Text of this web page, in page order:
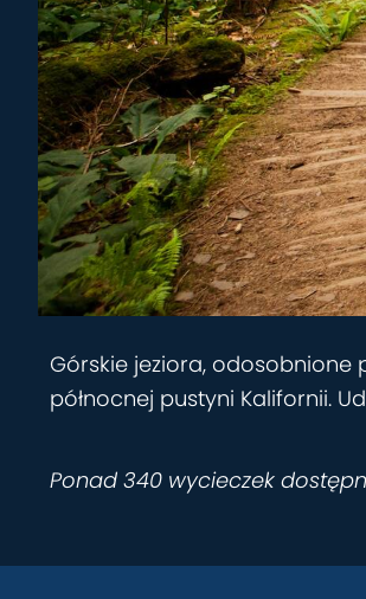
Górskie jeziora, odosobnione
północnej pustyni Kalifornii.
Ponad 340 wycieczek